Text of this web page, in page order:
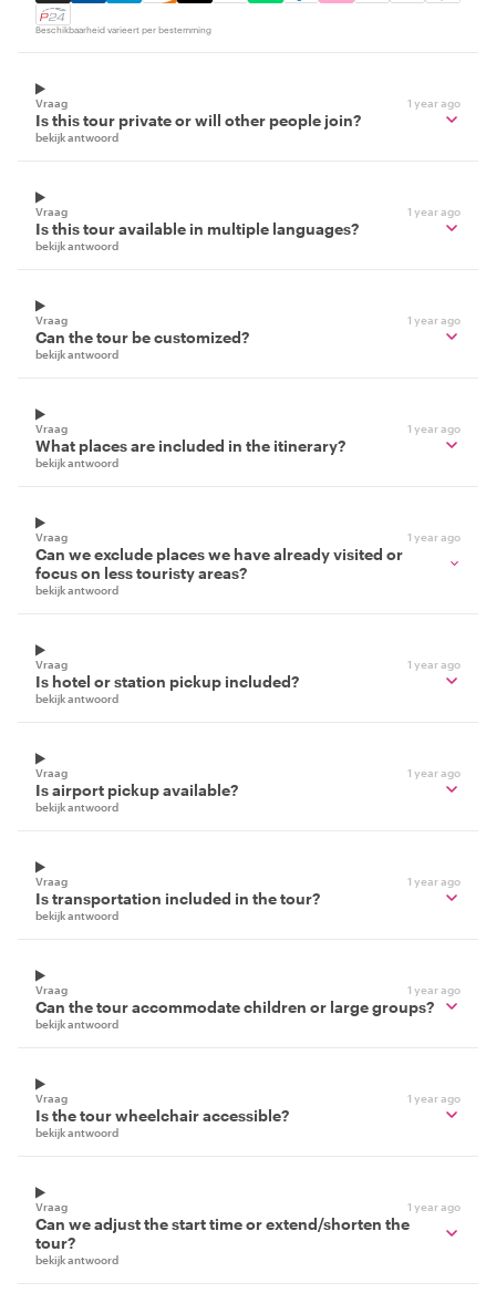
Beschikbaarheid varieert per bestemming
Vraag 1 year ago
Is this tour private or will other people join?
bekijk antwoord
Vraag 1 year ago
Is this tour available in multiple languages?
bekijk antwoord
Vraag 1 year ago
Can the tour be customized?
bekijk antwoord
Vraag 1 year ago
What places are included in the itinerary?
bekijk antwoord
Vraag 1 year ago
Can we exclude places we have already visited or
focus on less touristy areas?
bekijk antwoord
Vraag 1 year ago
Is hotel or station pickup included?
bekijk antwoord
Vraag 1 year ago
Is airport pickup available?
bekijk antwoord
Vraag 1 year ago
Is transportation included in the tour?
bekijk antwoord
Vraag 1 year ago
Can the tour accommodate children or large groups?
bekijk antwoord
Vraag 1 year ago
Is the tour wheelchair accessible?
bekijk antwoord
Vraag 1 year ago
Can we adjust the start time or extend/shorten the
tour?
bekijk antwoord